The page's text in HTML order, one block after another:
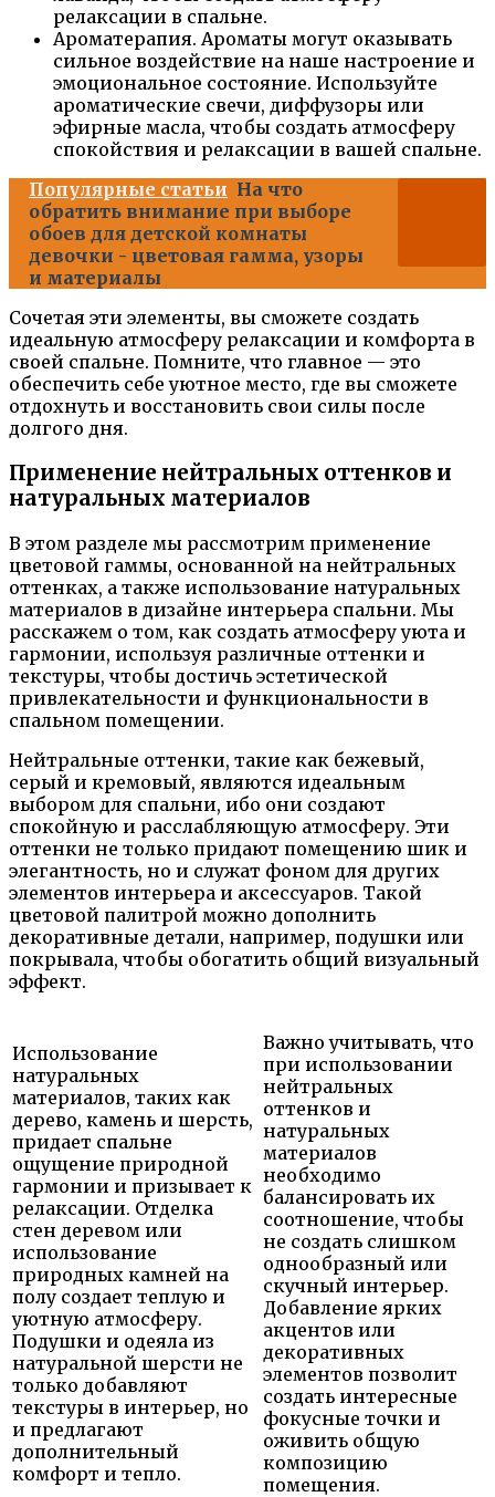
релаксации в спальне.
Ароматерапия. Ароматы могут оказывать
сильное воздействие на наше настроение и
эмоциональное состояние. Используйте
ароматические свечи, диффузоры или
эфирные масла, чтобы создать атмосферу
спокойствия и релаксации в вашей спальне.
Популярные статьи На что
обратить внимание при выборе
обоев для детской комнаты
девочки - цветовая гамма, узоры
и материалы
Сочетая эти элементы, вы сможете создать
идеальную атмосферу релаксации и комфорта в
своей спальне. Помните, что главное — это
обеспечить себе уютное место, где вы сможете
отдохнуть и восстановить свои силы после
долгого дня.
Применение нейтральных оттенков и
натуральных материалов
В этом разделе мы рассмотрим применение
цветовой гаммы, основанной на нейтральных
оттенках, а также использование натуральных
материалов в дизайне интерьера спальни. Мы
расскажем о том, как создать атмосферу уюта и
гармонии, используя различные оттенки и
текстуры, чтобы достичь эстетической
привлекательности и функциональности в
спальном помещении.
Нейтральные оттенки, такие как бежевый,
серый и кремовый, являются идеальным
выбором для спальни, ибо они создают
спокойную и расслабляющую атмосферу. Эти
оттенки не только придают помещению шик и
элегантность, но и служат фоном для других
элементов интерьера и аксессуаров. Такой
цветовой палитрой можно дополнить
декоративные детали, например, подушки или
покрывала, чтобы обогатить общий визуальный
эффект.
Использование
натуральных
материалов, таких как
дерево, камень и шерсть,
придает спальне
ощущение природной
гармонии и призывает к
релаксации. Отделка
стен деревом или
использование
природных камней на
полу создает теплую и
уютную атмосферу.
Подушки и одеяла из
натуральной шерсти не
только добавляют
текстуры в интерьер, но
и предлагают
дополнительный
комфорт и тепло.
Важно учитывать, что
при использовании
нейтральных
оттенков и
натуральных
материалов
необходимо
балансировать их
соотношение, чтобы
не создать слишком
однообразный или
скучный интерьер.
Добавление ярких
акцентов или
декоративных
элементов позволит
создать интересные
фокусные точки и
оживить общую
композицию
помещения.